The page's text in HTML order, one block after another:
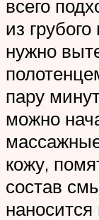
всего
из
нужно
пару
можно
кожу,
состав